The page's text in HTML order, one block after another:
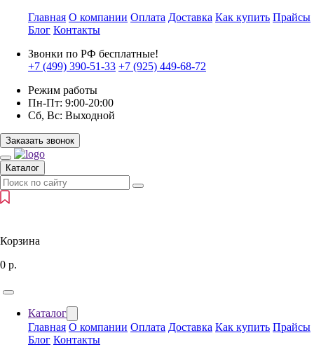
Главная О компании Оплата Доставка Как купить Прайсы
Блог Контакты
Звонки по РФ бесплатные!
+7 (499) 390-51-33 +7 (925) 449-68-72
Режим работы
Пн-Пт: 9:00-20:00
Сб, Вс: Выходной
Заказать звонок
Каталог
Корзина
0 р.
Каталог
Главная О компании Оплата Доставка Как купить Прайсы
Блог Контакты